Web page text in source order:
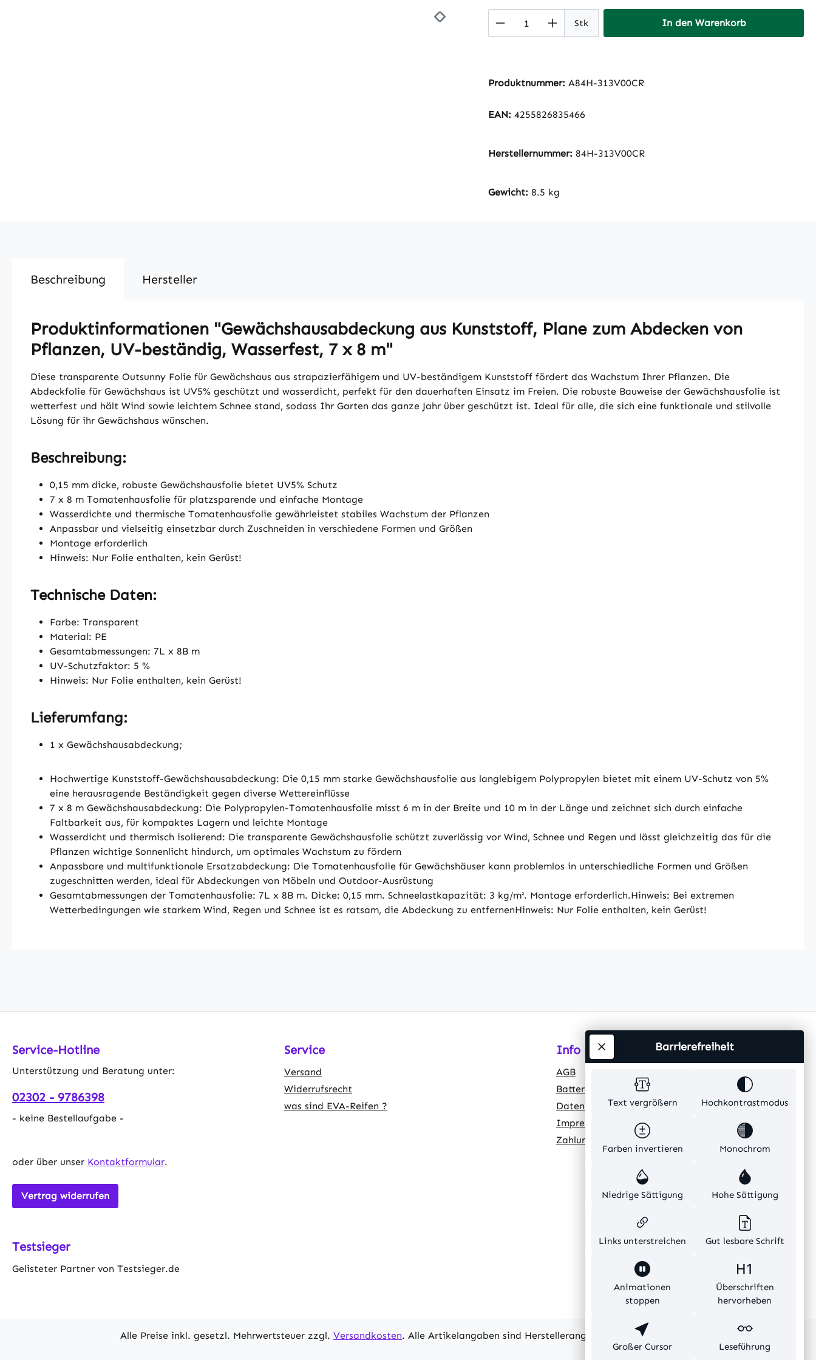
Produkt Anzahl: Gib den gewünschten Wert
Stk In den Warenkorb
Produktnummer: A84H-313V00CR
EAN: 4255826835466
Herstellernummer: 84H-313V00CR
Gewicht: 8.5 kg
Beschreibung Hersteller
Produktinformationen "Gewächshausabdeckung aus Kunststoff, Plane zum Abdecken von
Pflanzen, UV-beständig, Wasserfest, 7 x 8 m"
Diese transparente Outsunny Folie für Gewächshaus aus strapazierfähigem und UV-beständigem Kunststoff fördert das Wachstum Ihrer Pflanzen. Die
Abdeckfolie für Gewächshaus ist UV5% geschützt und wasserdicht, perfekt für den dauerhaften Einsatz im Freien. Die robuste Bauweise der Gewächshausfolie ist
wetterfest und hält Wind sowie leichtem Schnee stand, sodass Ihr Garten das ganze Jahr über geschützt ist. Ideal für alle, die sich eine funktionale und stilvolle
Lösung für ihr Gewächshaus wünschen.
Beschreibung:
0,15 mm dicke, robuste Gewächshausfolie bietet UV5% Schutz
7 x 8 m Tomatenhausfolie für platzsparende und einfache Montage
Wasserdichte und thermische Tomatenhausfolie gewährleistet stabiles Wachstum der Pflanzen
Anpassbar und vielseitig einsetzbar durch Zuschneiden in verschiedene Formen und Größen
Montage erforderlich
Hinweis: Nur Folie enthalten, kein Gerüst!
Technische Daten:
Farbe: Transparent
Material: PE
Gesamtabmessungen: 7L x 8B m
UV-Schutzfaktor: 5 %
Hinweis: Nur Folie enthalten, kein Gerüst!
Lieferumfang:
1 x Gewächshausabdeckung;
Hochwertige Kunststoff-Gewächshausabdeckung: Die 0,15 mm starke Gewächshausfolie aus langlebigem Polypropylen bietet mit einem UV-Schutz von 5%
eine herausragende Beständigkeit gegen diverse Wettereinflüsse
7 x 8 m Gewächshausabdeckung: Die Polypropylen-Tomatenhausfolie misst 6 m in der Breite und 10 m in der Länge und zeichnet sich durch einfache
Faltbarkeit aus, für kompaktes Lagern und leichte Montage
Wasserdicht und thermisch isolierend: Die transparente Gewächshausfolie schützt zuverlässig vor Wind, Schnee und Regen und lässt gleichzeitig das für die
Pflanzen wichtige Sonnenlicht hindurch, um optimales Wachstum zu fördern
Anpassbare und multifunktionale Ersatzabdeckung: Die Tomatenhausfolie für Gewächshäuser kann problemlos in unterschiedliche Formen und Größen
zugeschnitten werden, ideal für Abdeckungen von Möbeln und Outdoor-Ausrüstung
Gesamtabmessungen der Tomatenhausfolie: 7L x 8B m. Dicke: 0,15 mm. Schneelastkapazität: 3 kg/m². Montage erforderlich.Hinweis: Bei extremen
Wetterbedingungen wie starkem Wind, Regen und Schnee ist es ratsam, die Abdeckung zu entfernenHinweis: Nur Folie enthalten, kein Gerüst!
Service-Hotline
Unterstützung und Beratung unter:
02302 - 9786398
- keine Bestellaufgabe -
oder über unser Kontaktformular.
Vertrag widerrufen
Service
Versand
Widerrufsrecht
was sind EVA-Reifen ?
Info
AGB
Batteriehinweis
Datenschutz
Impressum
Zahlungsarten
Testsieger
Gelisteter Partner von Testsieger.de
Alle Preise inkl. gesetzl. Mehrwertsteuer zzgl. Versandkosten. Alle Artikelangaben sind Herstellerangaben und ohne Gewähr.
Text vergrößern Hochkontrastmodus
Farben invertieren Monochrom
Niedrige Sättigung Hohe Sättigung
Links unterstreichen Gut lesbare Schrift
Animationen
stoppen
Überschriften
hervorheben
Großer Cursor Leseführung
Barrierefreiheit